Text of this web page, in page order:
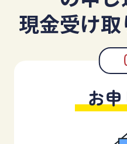
現金受け
お